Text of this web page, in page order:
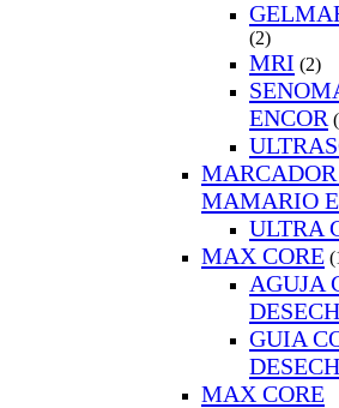
(2)
MRI (2)
ENCOR
MAMARIO
ULTRA
MAX CORE
AGUJA
GUIA
MAX CORE